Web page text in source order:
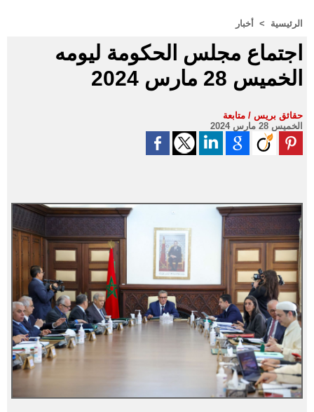
الرئيسية > أخبار
اجتماع مجلس الحكومة ليومه
الخميس 28 مارس 2024
حقائق بريس / متابعة
الخميس 28 مارس 2024